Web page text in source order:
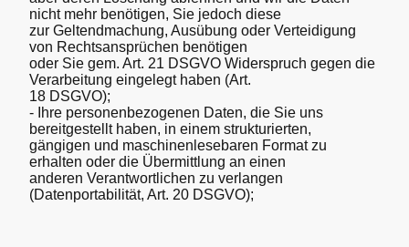
nicht mehr benötigen, Sie jedoch diese
zur Geltendmachung, Ausübung oder Verteidigung
von Rechtsansprüchen benötigen
oder Sie gem. Art. 21 DSGVO Widerspruch gegen die
Verarbeitung eingelegt haben (Art.
18 DSGVO);
- Ihre personenbezogenen Daten, die Sie uns
bereitgestellt haben, in einem strukturierten,
gängigen und maschinenlesebaren Format zu
erhalten oder die Übermittlung an einen
anderen Verantwortlichen zu verlangen
(Datenportabilität, Art. 20 DSGVO);